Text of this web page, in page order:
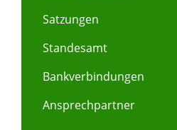
Satzungen
Standesamt
Bankverbindungen
Ansprechpartner